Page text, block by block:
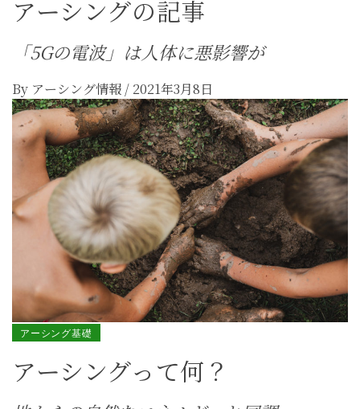
アーシングの記事
「5Gの電波」は人体に悪影響が
By アーシング情報 / 2021年3月8日
アーシング基礎
アーシングって何？